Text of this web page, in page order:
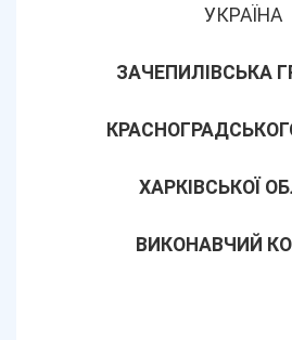
УКРАЇНА
ЗАЧЕПИЛІВСЬКА
ХАРКІВСЬКОЇ
ВИКОНАВЧИЙ